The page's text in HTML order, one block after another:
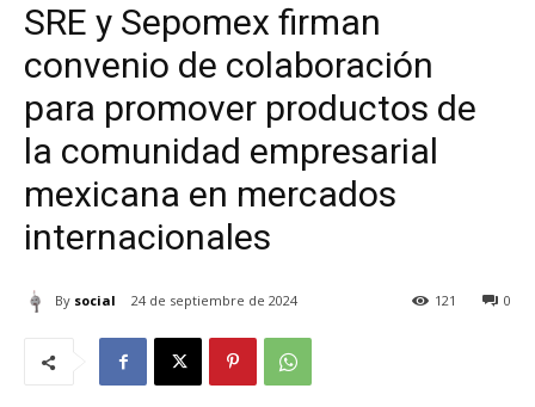
SRE y Sepomex firman
convenio de colaboración
para promover productos de
la comunidad empresarial
mexicana en mercados
internacionales
By social 24 de septiembre de 2024 0
121